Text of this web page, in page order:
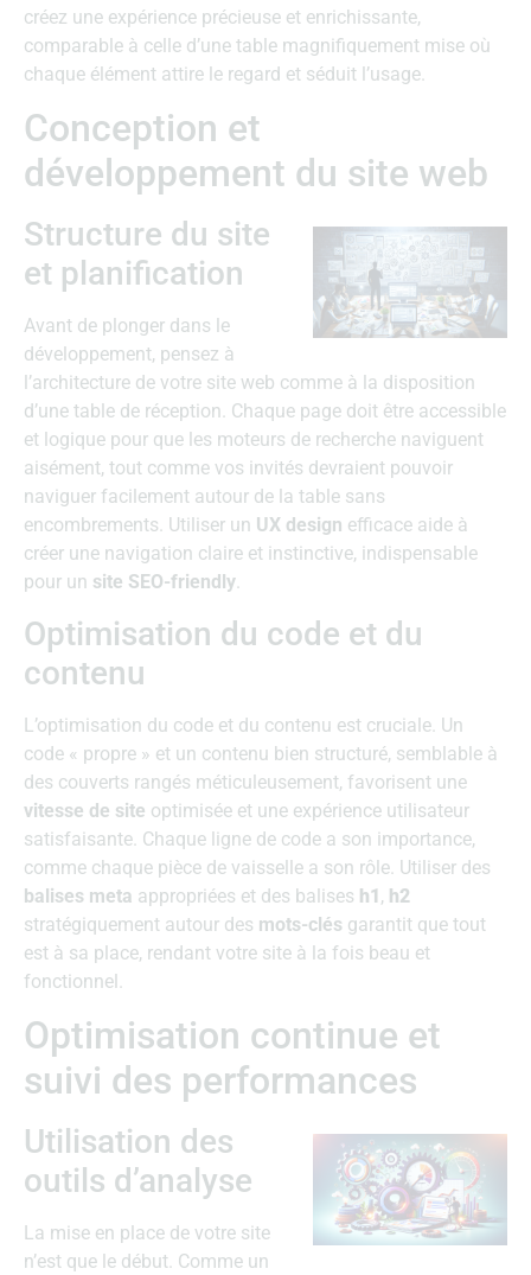
créez une expérience précieuse et enrichissante,
comparable à celle d’une table magnifiquement mise où
chaque élément attire le regard et séduit l’usage.
Conception et
développement du site web
Structure du site
et planification
Avant de plonger dans le
développement, pensez à
l’architecture de votre site web comme à la disposition
d’une table de réception. Chaque page doit être accessible
et logique pour que les moteurs de recherche naviguent
aisément, tout comme vos invités devraient pouvoir
naviguer facilement autour de la table sans
encombrements. Utiliser un UX design efficace aide à
créer une navigation claire et instinctive, indispensable
pour un site SEO-friendly.
Optimisation du code et du
contenu
L’optimisation du code et du contenu est cruciale. Un
code « propre » et un contenu bien structuré, semblable à
des couverts rangés méticuleusement, favorisent une
vitesse de site optimisée et une expérience utilisateur
satisfaisante. Chaque ligne de code a son importance,
comme chaque pièce de vaisselle a son rôle. Utiliser des
balises meta appropriées et des balises h1 , h2
stratégiquement autour des mots-clés garantit que tout
est à sa place, rendant votre site à la fois beau et
fonctionnel.
Optimisation continue et
suivi des performances
Utilisation des
outils d’analyse
La mise en place de votre site
n’est que le début. Comme un